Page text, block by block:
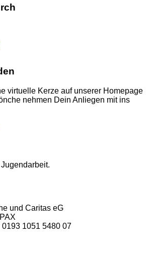
virtuelle Kerze auf unserer Homepage
nehmen Dein Anliegen mit ins
und Caritas eG
0193 1051 5480 07